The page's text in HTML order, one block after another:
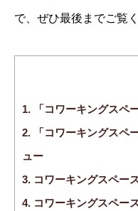
で、ぜひ最後までご覧
1. 「コワーキングスペ
2. 「コワーキングスペ
ュー
3. コワーキングスペー
4. コワーキングスペー